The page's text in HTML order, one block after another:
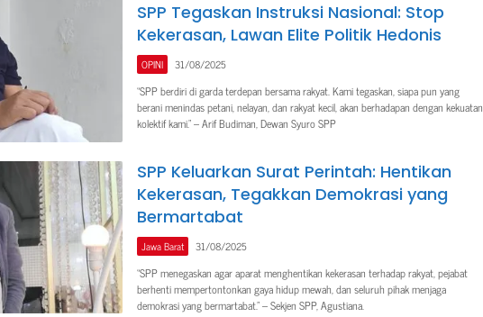
SPP Tegaskan Instruksi Nasional: Stop
Kekerasan, Lawan Elite Politik Hedonis
OPINI 31/08/2025
“SPP berdiri di garda terdepan bersama rakyat. Kami tegaskan, siapa pun yang
berani menindas petani, nelayan, dan rakyat kecil, akan berhadapan dengan kekuatan
kolektif kami.” – Arif Budiman, Dewan Syuro SPP
SPP Keluarkan Surat Perintah: Hentikan
Kekerasan, Tegakkan Demokrasi yang
Bermartabat
Jawa Barat 31/08/2025
“SPP menegaskan agar aparat menghentikan kekerasan terhadap rakyat, pejabat
berhenti mempertontonkan gaya hidup mewah, dan seluruh pihak menjaga
demokrasi yang bermartabat.” – Sekjen SPP, Agustiana.